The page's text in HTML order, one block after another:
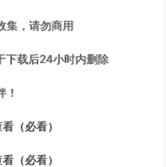
集，请勿商用
下载后24小时内删除
！
（必看）
（必看）